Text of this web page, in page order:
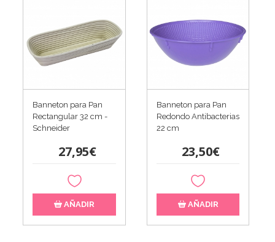
Banneton para Pan
Rectangular 32 cm -
Schneider
27,95€
AÑADIR
Banneton para Pan
Redondo Antibacterias
22 cm
23,50€
AÑADIR